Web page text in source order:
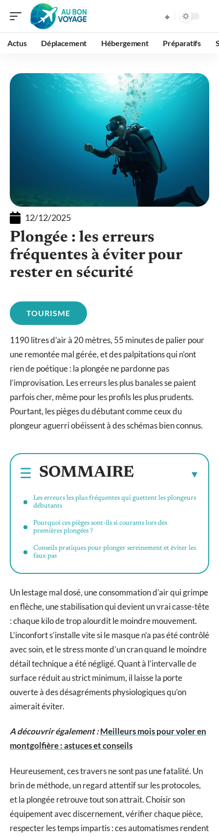
Actus Déplacement Hébergement Préparatifs
12/12/2025
Plongée : les erreurs
fréquentes à éviter pour
rester en sécurité
TOURISME
1190 litres d’air à 20 mètres, 55 minutes de palier pour
une remontée mal gérée, et des palpitations qui n’ont
rien de poétique : la plongée ne pardonne pas
l’improvisation. Les erreurs les plus banales se paient
parfois cher, même pour les profils les plus prudents.
Pourtant, les pièges du débutant comme ceux du
plongeur aguerri obéissent à des schémas bien connus.
SOMMAIRE
Les erreurs les plus fréquentes qui guettent les plongeurs
débutants
Pourquoi ces pièges sont-ils si courants lors des
premières plongées ?
Conseils pratiques pour plonger sereinement et éviter les
faux pas
Un lestage mal dosé, une consommation d’air qui grimpe
en flèche, une stabilisation qui devient un vrai casse-tête
: chaque kilo de trop alourdit le moindre mouvement.
L’inconfort s’installe vite si le masque n’a pas été contrôlé
avec soin, et le stress monte d’un cran quand le moindre
détail technique a été négligé. Quant à l’intervalle de
surface réduit au strict minimum, il laisse la porte
ouverte à des désagréments physiologiques qu’on
aimerait éviter.
A découvrir également :Meilleurs mois pour voler en
montgolfière : astuces et conseils
Heureusement, ces travers ne sont pas une fatalité. Un
brin de méthode, un regard attentif sur les protocoles,
et la plongée retrouve tout son attrait. Choisir son
équipement avec discernement, vérifier chaque pièce,
respecter les temps impartis : ces automatismes rendent